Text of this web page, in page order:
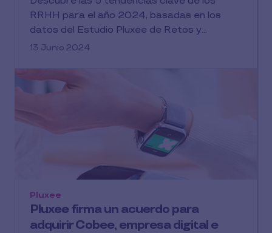
RRHH para el año 2024, basadas en los
datos del Estudio Pluxee de Retos y...
13 Junio 2024
Pluxee firma un acuerdo para
adquirir Cobee, empresa digital e
Pluxee